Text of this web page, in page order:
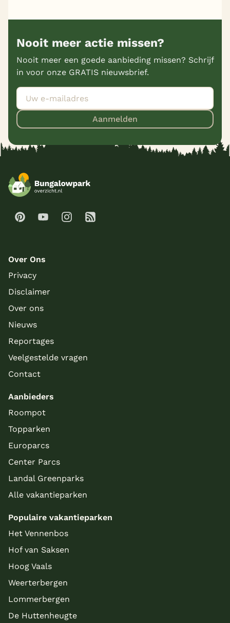
Nooit meer actie missen?
Nooit meer een goede aanbieding missen? Schrijf
in voor onze GRATIS nieuwsbrief.
Aanmelden
Over Ons
Privacy
Disclaimer
Over ons
Nieuws
Reportages
Veelgestelde vragen
Contact
Aanbieders
Roompot
Topparken
Europarcs
Center Parcs
Landal Greenparks
Alle vakantieparken
Populaire vakantieparken
Het Vennenbos
Hof van Saksen
Hoog Vaals
Weerterbergen
Lommerbergen
De Huttenheugte